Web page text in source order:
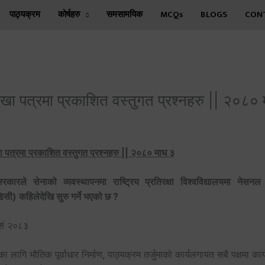
पाठ्‍यक्रम कोर्षहरु समसामयिक MCQs BLOGS
पत्रमा प्रकाशित वस्तुगत प्रश्‍नहरु || २०८०
पत्रमा प्रकाशित वस्तुगत प्रश्‍नहरु || २०८० माघ ३
सेनाको व्यवस्थापनमा राष्ट्रिय प्रतिरक्षा विश्वविद्यालयमा नेसनल
कहिलेदेखि सुरु गर्ने भएको छ ?
२०८३
लागि भौतिक पूर्वाधार निर्माण, पाठ्यक्रम तर्जुमाको कार्यलगायत सबै पक्षमा